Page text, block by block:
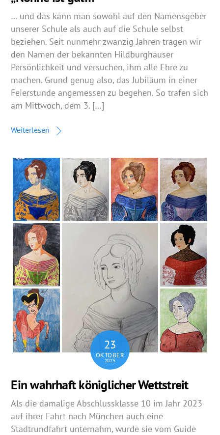
… und das kann man sowohl auf den Namensgeber
unserer Schule als auch auf die Schule selbst
beziehen. Seit nunmehr zwanzig Jahren tragen wir
den Namen der bekannten Hildburghäuser
Persönlichkeit und versuchen, ihm alle Ehre zu
machen. Grund genug also, das Jubiläum in einer
Feierstunde angemessen zu begehen. So trafen sich
am Mittwoch, dem 3. […]
Weiterlesen
23
OKTOBER
2025
Ein wahrhaft königlicher Wettstreit
Als die damalige Abschlussklasse 10 im Jahr 2023
auf ihrer Fahrt nach München auch eine
Stadtrundfahrt unternahm, wurde sie vom Guide